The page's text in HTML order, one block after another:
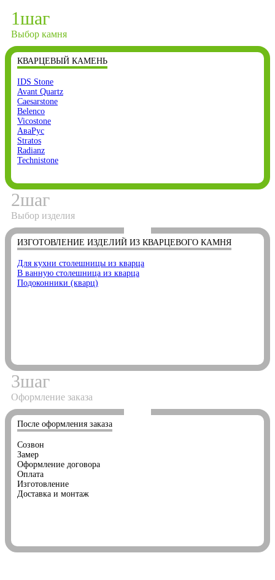
1шаг
Выбор камня
КВАРЦЕВЫЙ КАМЕНЬ
IDS Stone
Avant Quartz
Caesarstone
Belenco
Vicostone
АваРус
Stratos
Radianz
Technistone
2шаг
Выбор изделия
ИЗГОТОВЛЕНИЕ ИЗДЕЛИЙ ИЗ КВАРЦЕВОГО КАМНЯ
Для кухни столешницы из кварца
В ванную столешница из кварца
Подоконники (кварц)
3шаг
Оформление заказа
После оформления заказа
Созвон
Замер
Оформление договора
Оплата
Изготовление
Доставка и монтаж